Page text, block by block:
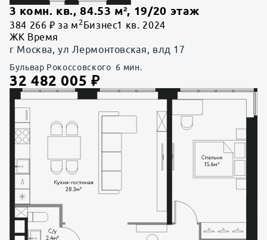
3 комн. кв., 84.53 м², 19/20 этаж
384 266 ₽ за м 2 Бизнес1 кв. 2024
ЖК Время
г Москва, ул Лермонтовская, влд 17
Бульвар Рокоссовского 6 мин.
32 482 005 ₽